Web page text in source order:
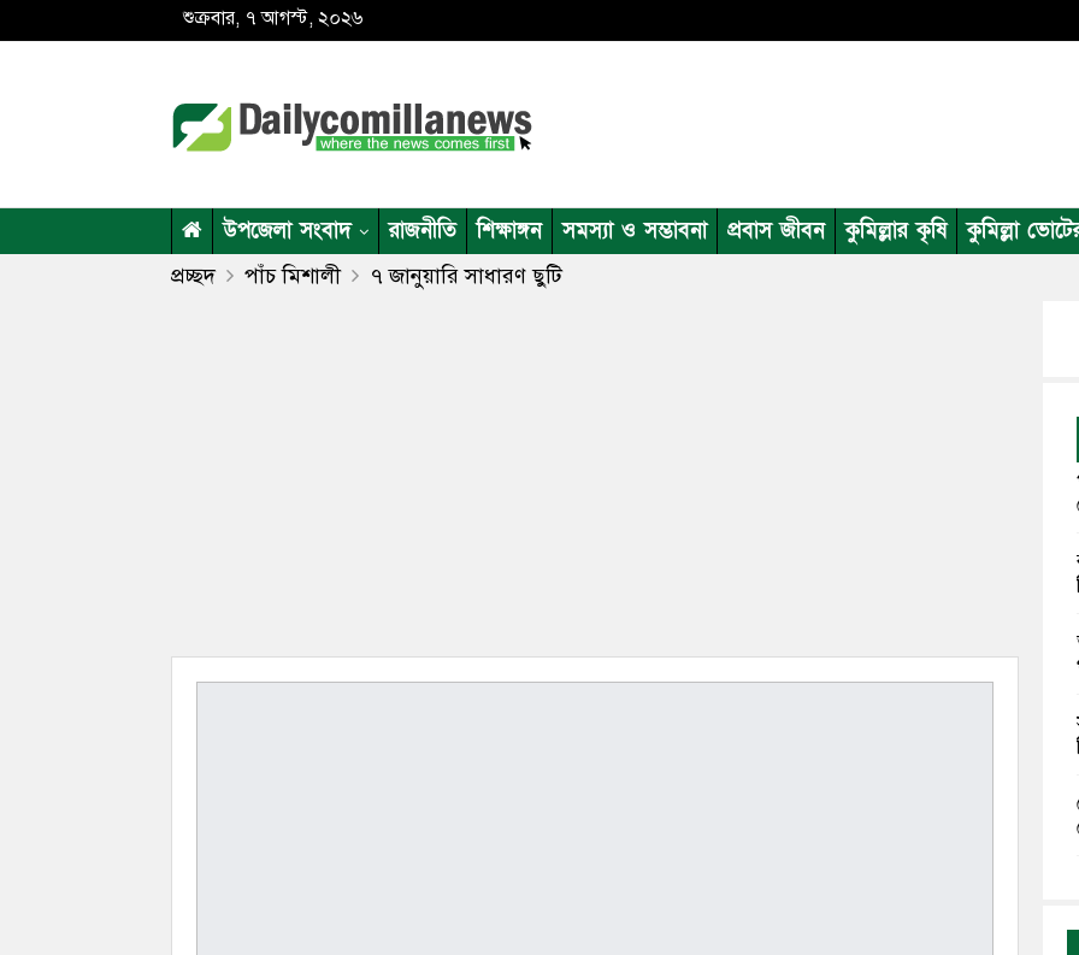
শুক্রবার, ৭ আগস্ট, ২০২৬
উপজেলা সংবাদ রাজনীতি শিক্ষাঙ্গন সমস্যা ও সম্ভাবনা প্রবাস জীবন কুমিল্লার কৃষি কুমিল্লা
প্রচ্ছদ পাঁচ মিশালী ৭ জানুয়ারি সাধারণ ছুটি